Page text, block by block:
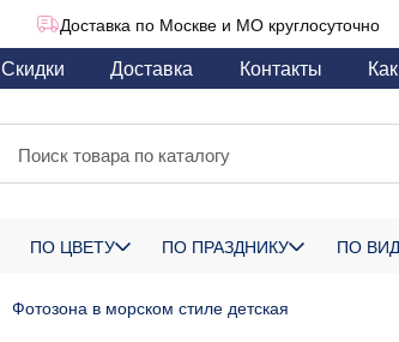
Доставка по Москве и МО круглосуточно
Скидки Доставка Контакты
ПО ЦВЕТУ ПО ПРАЗДНИКУ ПО
Фотозона в морском стиле детская